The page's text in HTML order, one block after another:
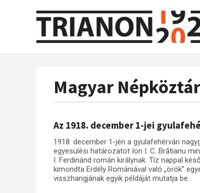
Magyar
Az 1918. december 1-jei
1918. december 1-jén a gyulafehérvári
egyesülési határozatot Ion I. C. Brătianu
I. Ferdinánd román királynak. Tíz nappal
kimondta Erdély Romániával való „örök”
visszhangjának egyik példáját mutatja be.